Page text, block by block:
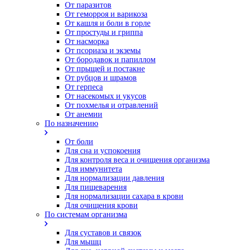
От паразитов
Oт геморроя и варикоза
От кашля и боли в горле
От простуды и гриппа
От насморка
Oт псориаза и экземы
От бородавок и папиллом
От прыщей и постакне
От рубцов и шрамов
От герпеса
От насекомых и укусов
От похмелья и отравлений
От анемии
По назначению
От боли
Для сна и успокоения
Для контроля веса и очищения организма
Для иммунитета
Для нормализации давления
Для пищеварения
Для нормализации сахара в крови
Для очищения крови
По системам организма
Для суставов и связок
Для мышц